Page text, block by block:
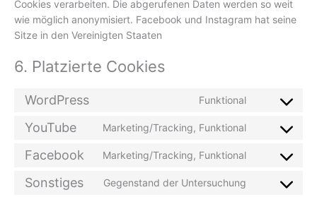
Cookies verarbeiten. Die abgerufenen Daten werden so weit
wie möglich anonymisiert. Facebook und Instagram hat seine
Sitze in den Vereinigten Staaten
6. Platzierte Cookies
WordPress Funktional
Consent
wordpress
YouTube Marketing/Tracking, Funktional
Consent
youtube
Facebook Marketing/Tracking, Funktional
Consent
Sonstiges Gegenstand der Untersuchung
Consent